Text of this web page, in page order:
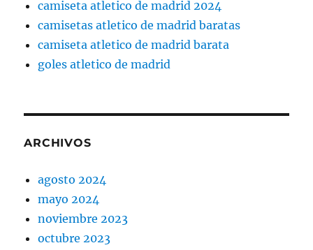
camiseta atletico de madrid 2024
camisetas atletico de madrid baratas
camiseta atletico de madrid barata
goles atletico de madrid
ARCHIVOS
agosto 2024
mayo 2024
noviembre 2023
octubre 2023